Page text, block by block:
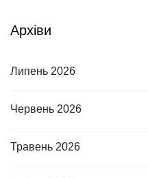
Архіви
Липень 2026
Червень 2026
Травень 2026